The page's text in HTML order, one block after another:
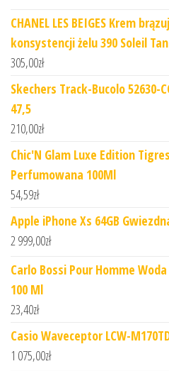
CHANEL LES BEIGES Krem
konsystencji żelu 390 Soleil
305,00zł
Skechers Track-Bucolo 52630-
47,5
210,00zł
Chic'N Glam Luxe Edition
Perfumowana 100Ml
54,59zł
Apple iPhone Xs 64GB
2 999,00zł
Carlo Bossi Pour Homme
100 Ml
23,40zł
Casio Waveceptor LCW-
1 075,00zł